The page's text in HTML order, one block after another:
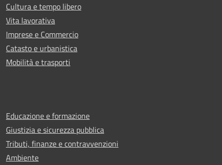
Cultura e tempo libero
Vita lavorativa
Imprese e Commercio
Catasto e urbanistica
Mobilità e trasporti
Educazione e formazione
Giustizia e sicurezza pubblica
Tributi, finanze e contravvenzioni
Ambiente